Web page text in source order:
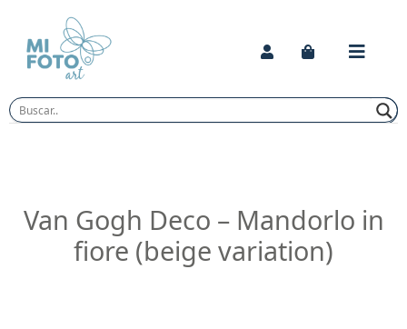
content
Van Gogh Deco – Mandorlo in
fiore (beige variation)